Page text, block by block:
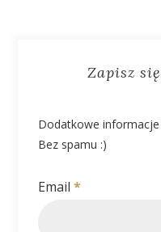
Zapisz
Dodatkowe informacje
Bez spamu :)
Email*